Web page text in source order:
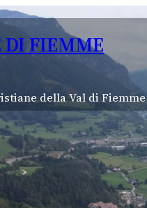
DI FIEMME
della Val di Fiemme